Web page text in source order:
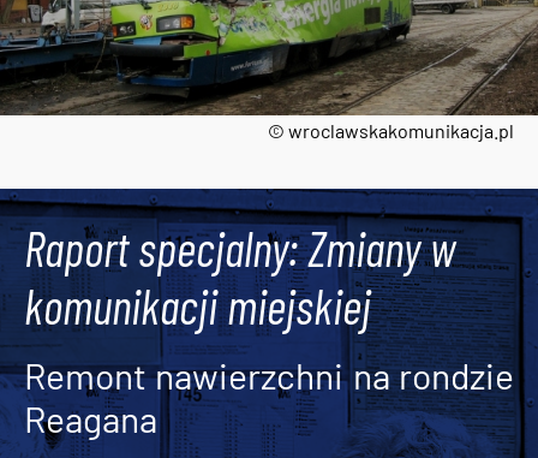
© wroclawskakomunikacja.pl
Raport specjalny: Zmiany w
komunikacji miejskiej
Remont nawierzchni na rondzie
Reagana